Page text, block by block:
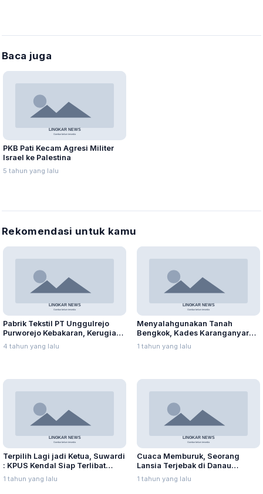
Baca juga
PKB Pati Kecam Agresi Militer
Israel ke Palestina
5 tahun yang lalu
Rekomendasi untuk kamu
Pabrik Tekstil PT Unggulrejo
Purworejo Kebakaran, Kerugian
Capai Puluhan Juta Rupiah
4 tahun yang lalu
Menyalahgunakan Tanah
Bengkok, Kades Karanganyar
Ditangkap Kejari
1 tahun yang lalu
Terpilih Lagi jadi Ketua, Suwardi
: KPUS Kendal Siap Terlibat
Suplai Telur untuk MBG
1 tahun yang lalu
Cuaca Memburuk, Seorang
Lansia Terjebak di Danau
Rawapening Saat Mencari
Enceng Gondok
1 tahun yang lalu